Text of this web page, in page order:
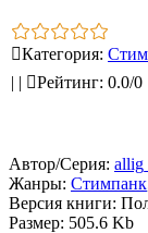
Категория:
| | Рейтинг: 0.0/0
Автор/Серия:
Жанры: Стимпанк
Версия книги:
Размер: 505.6 Kb